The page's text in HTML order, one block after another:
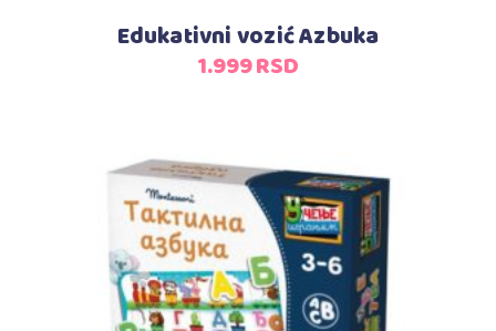
Edukativni vozić Azbuka
1.999RSD